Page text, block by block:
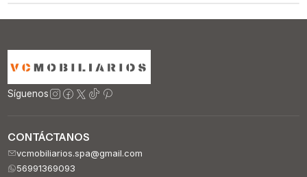
Síguenos
CONTÁCTANOS
vcmobiliarios.spa@gmail.com
56991369093